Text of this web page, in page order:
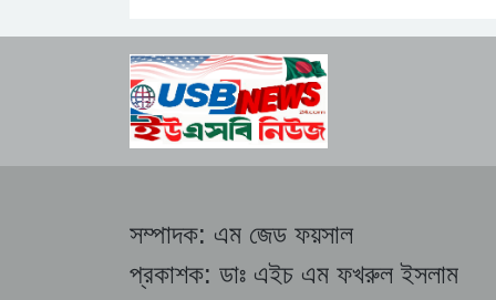
সম্পাদক: এম জেড ফয়সাল
প্রকাশক: ডাঃ এইচ এম ফখরুল ইসলাম